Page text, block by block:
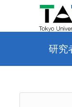
研究